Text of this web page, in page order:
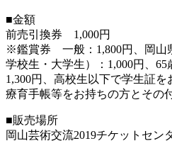
■金額
前売引換券 1,000円
※鑑賞券 一般：1,800円、岡山
学校生・大学生）：1,000円、65
1,300円、高校生以下で学生証を
療育手帳等をお持ちの方とその
■販売場所
岡山芸術交流2019チケットセン